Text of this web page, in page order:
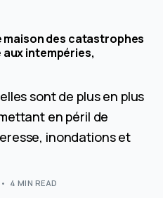
des catastrophes
intempéries,
sont de plus en plus
en péril de
inondations et
4 MIN READ